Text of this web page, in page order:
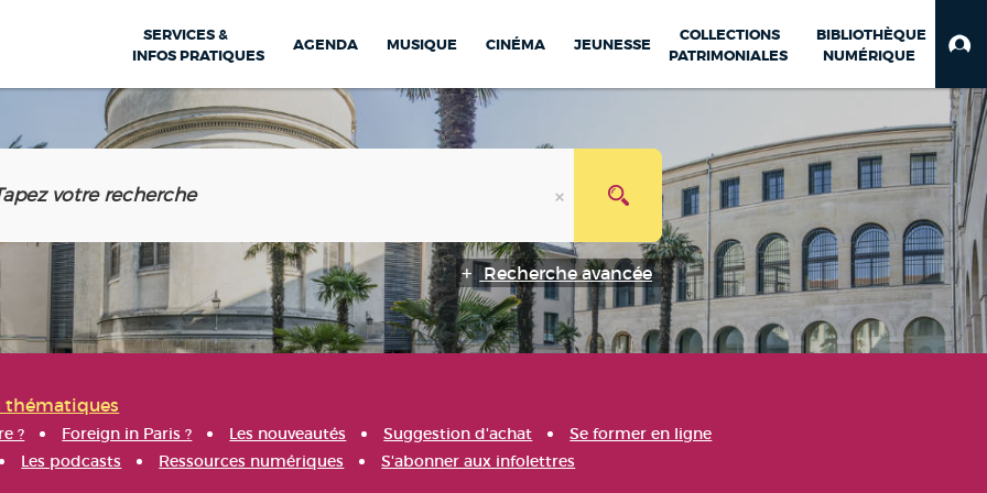
SERVICES &
INFOS PRATIQUES
AGENDA MUSIQUE CINÉMA JEUNESSE
COLLECTIONS
PATRIMONIALES
BIBLIOTHÈQUE
NUMÉRIQUE
Recherche avancée
thématiques
? Foreign in Paris ? Les nouveautés Suggestion d'achat
Se former en ligne
Les podcasts Ressources numériques S'abonner aux infolettres